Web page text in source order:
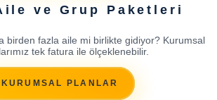
ve Grup Paketleri
birden fazla aile mi birlikte gidiyor? Kurumsal
tek fatura ile ölçeklenebilir.
KURUMSAL PLANLAR